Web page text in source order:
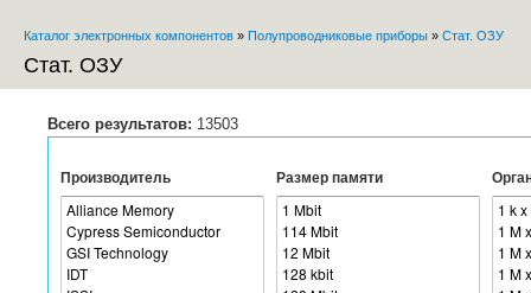
Вы здесь
Каталог электронных компонентов » Полупроводниковые приборы » Стат. ОЗУ
Стат. ОЗУ
Всего результатов: 13503
Производитель Размер памяти